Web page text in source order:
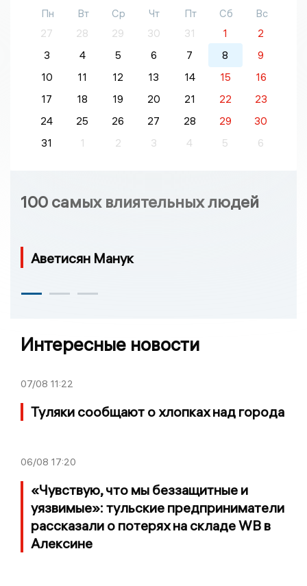
Пн Вт Ср Чт Пт Сб
Вс
27
28 29 30 31 1
2
3
4 5 6 7 8
9
10
11 12 13 14 15
16
17
18 19 20 21 22
23
24
25 26 27 28 29
30
31
1 2 3 4 5 6
100 самых влиятельных людей
Аветисян Манук
Интересные новости
07/08 11:22
Туляки сообщают о хлопках над города
06/08 17:20
«Чувствую, что мы беззащитные и
уязвимые»: тульские предприниматели
рассказали о потерях на складе WB в
Алексине